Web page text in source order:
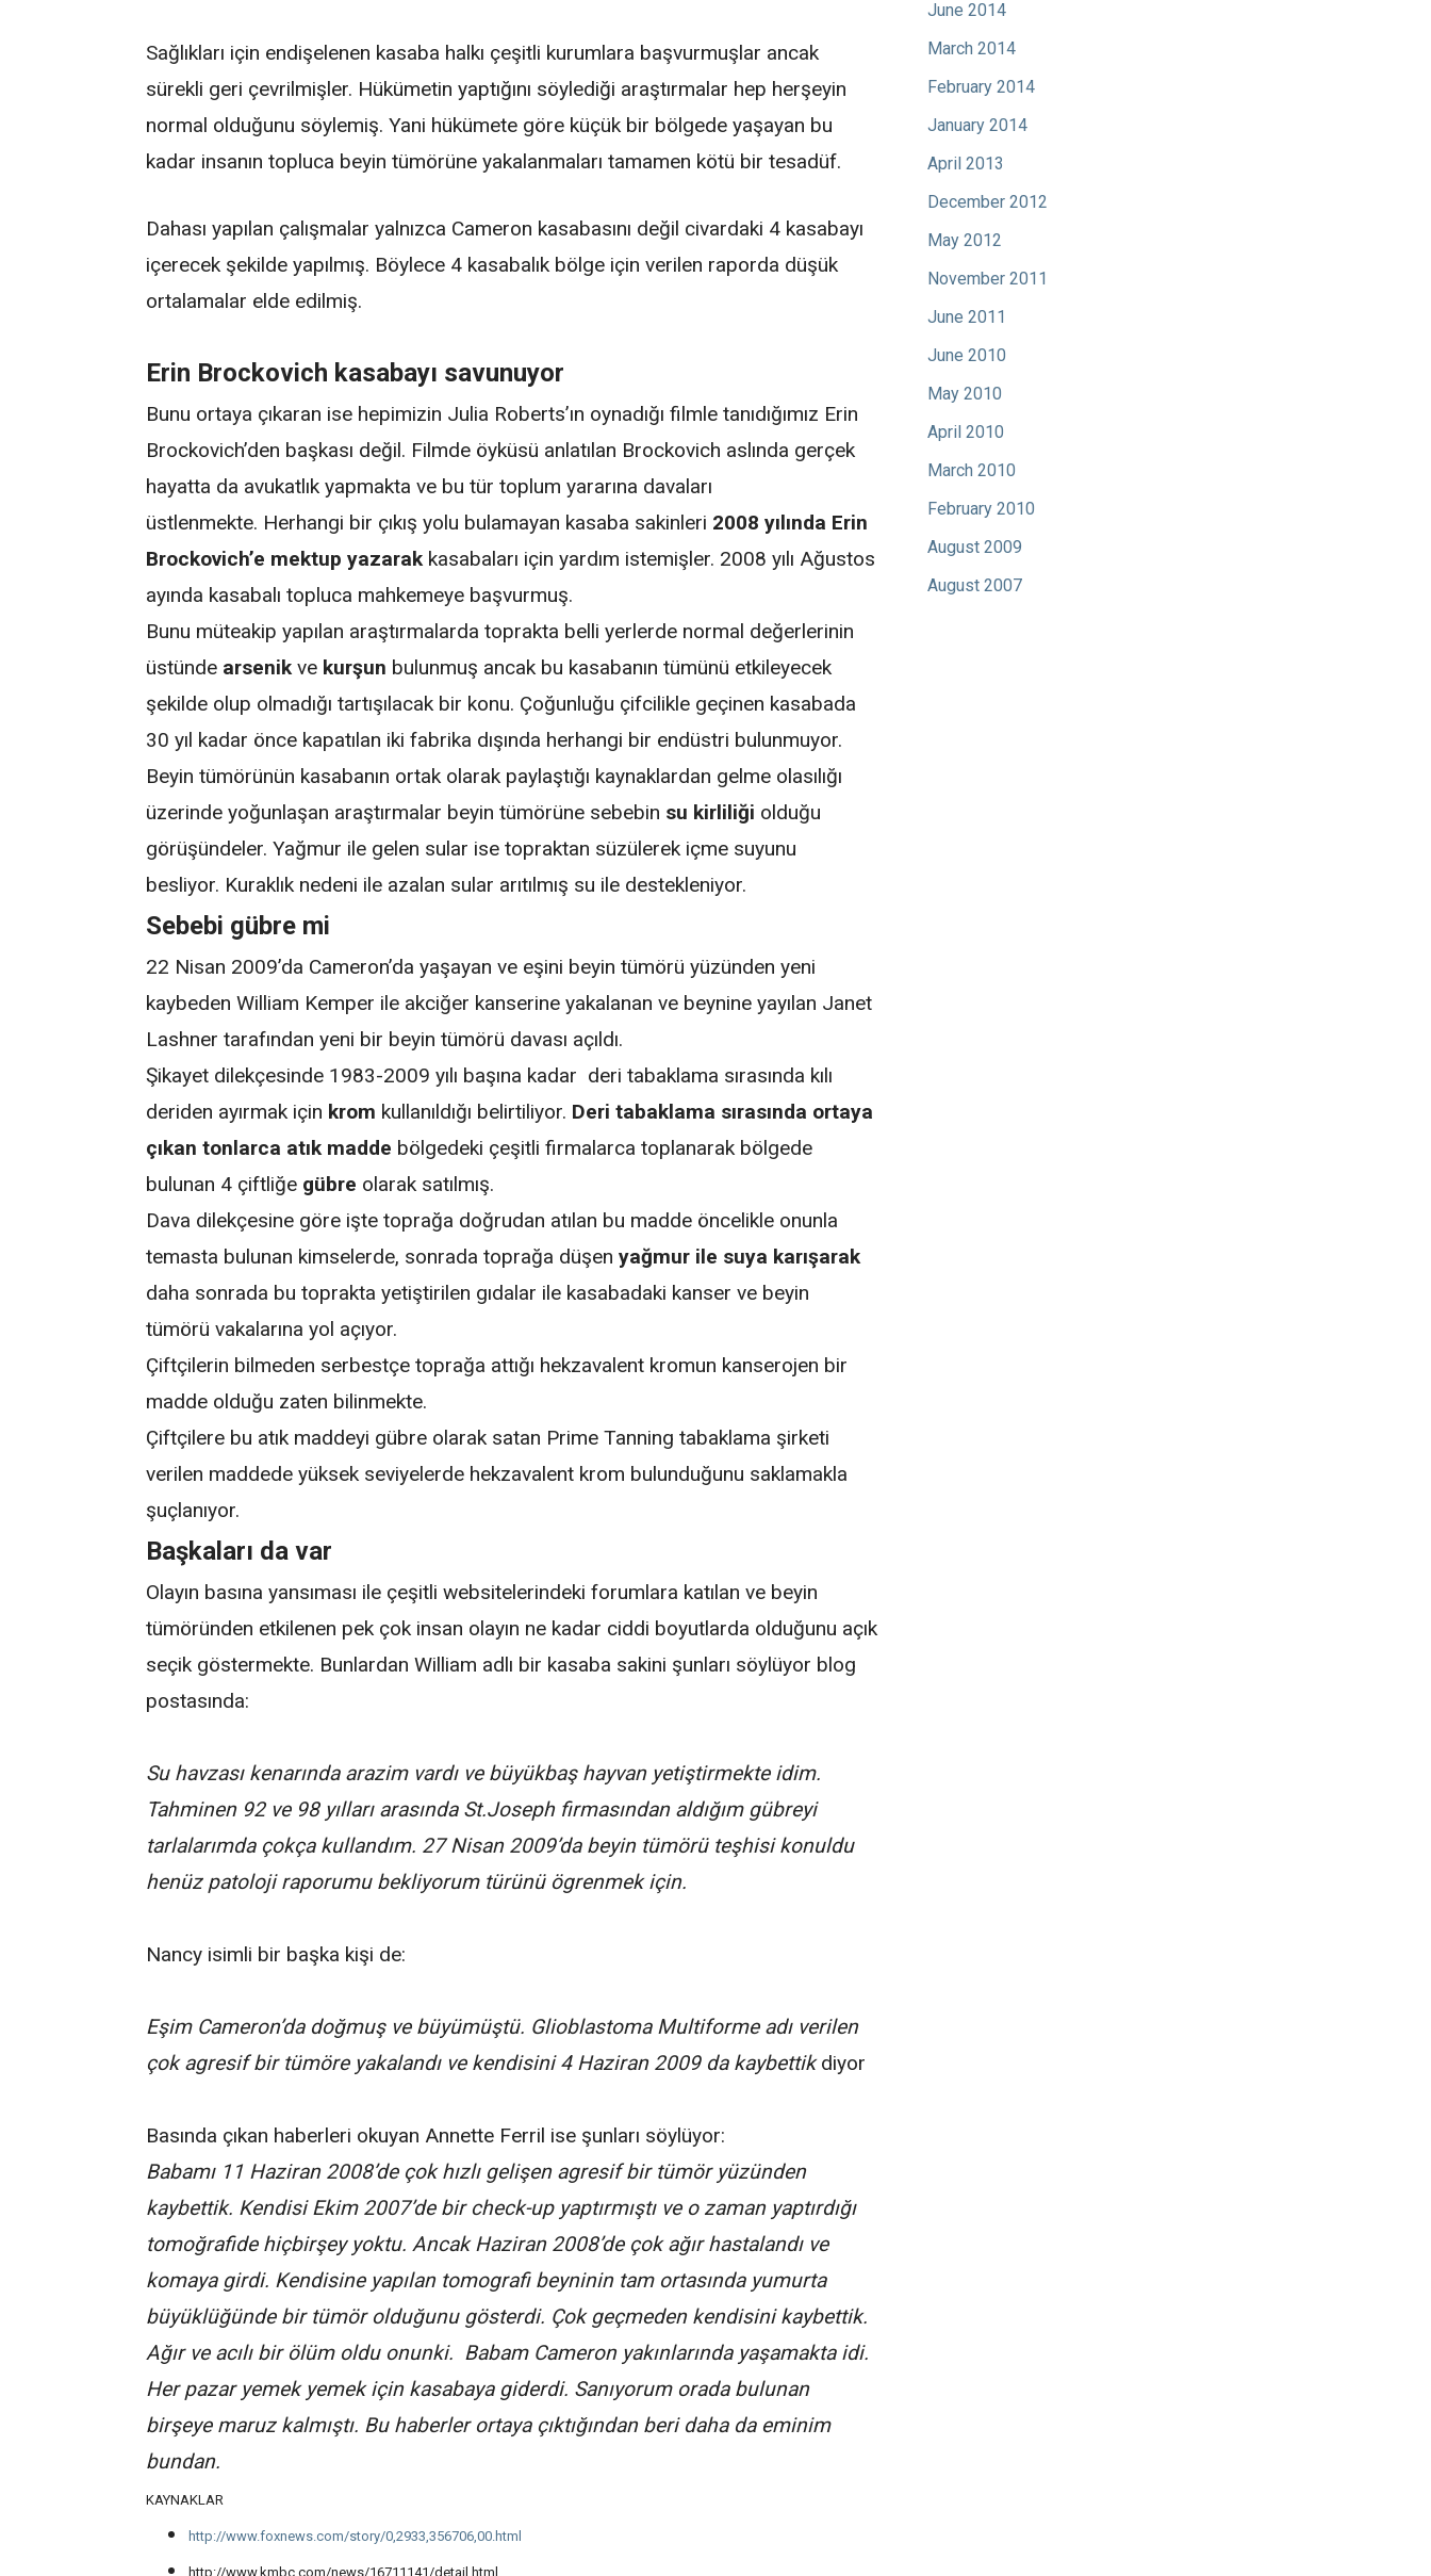
Sağlıkları için endişelenen kasaba halkı çeşitli kurumlara başvurmuşlar ancak
sürekli geri çevrilmişler. Hükümetin yaptığını söylediği araştırmalar hep herşeyin
normal olduğunu söylemiş. Yani hükümete göre küçük bir bölgede yaşayan bu
kadar insanın topluca beyin tümörüne yakalanmaları tamamen kötü bir tesadüf.
Dahası yapılan çalışmalar yalnızca Cameron kasabasını değil civardaki 4 kasabayı
içerecek şekilde yapılmış. Böylece 4 kasabalık bölge için verilen raporda düşük
ortalamalar elde edilmiş.
Erin Brockovich kasabayı savunuyor
Bunu ortaya çıkaran ise hepimizin Julia Roberts’ın oynadığı filmle tanıdığımız Erin
Brockovich’den başkası değil. Filmde öyküsü anlatılan Brockovich aslında gerçek
hayatta da avukatlık yapmakta ve bu tür toplum yararına davaları
üstlenmekte. Herhangi bir çıkış yolu bulamayan kasaba sakinleri 2008 yılında Erin
Brockovich’e mektup yazarakkasabaları için yardım istemişler. 2008 yılı Ağustos
ayında kasabalı topluca mahkemeye başvurmuş.
Bunu müteakip yapılan araştırmalarda toprakta belli yerlerde normal değerlerinin
üstünde arsenikve kurşun bulunmuş ancak bu kasabanın tümünü etkileyecek
şekilde olup olmadığı tartışılacak bir konu. Çoğunluğu çifcilikle geçinen kasabada
30 yıl kadar önce kapatılan iki fabrika dışında herhangi bir endüstri bulunmuyor.
Beyin tümörünün kasabanın ortak olarak paylaştığı kaynaklardan gelme olasılığı
üzerinde yoğunlaşan araştırmalar beyin tümörüne sebebin su kirliliği olduğu
görüşündeler. Yağmur ile gelen sular ise topraktan süzülerek içme suyunu
besliyor. Kuraklık nedeni ile azalan sular arıtılmış su ile destekleniyor.
Sebebi gübre mi
22 Nisan 2009’da Cameron’da yaşayan ve eşini beyin tümörü yüzünden yeni
kaybeden William Kemper ile akciğer kanserine yakalanan ve beynine yayılan Janet
Lashner tarafından yeni bir beyin tümörü davası açıldı.
Şikayet dilekçesinde 1983-2009 yılı başına kadar deri tabaklama sırasında kılı
deriden ayırmak için krom kullanıldığı belirtiliyor. Deri tabaklama sırasında ortaya
çıkan tonlarca atık madde bölgedeki çeşitli firmalarca toplanarak bölgede
bulunan 4 çiftliğe gübre olarak satılmış.
Dava dilekçesine göre işte toprağa doğrudan atılan bu madde öncelikle onunla
temasta bulunan kimselerde, sonrada toprağa düşenyağmur ile suya karışarak
daha sonrada bu toprakta yetiştirilen gıdalar ile kasabadaki kanser ve beyin
tümörü vakalarına yol açıyor.
Çiftçilerin bilmeden serbestçe toprağa attığı hekzavalent kromun kanserojen bir
madde olduğu zaten bilinmekte.
Çiftçilere bu atık maddeyi gübre olarak satan Prime Tanning tabaklama şirketi
verilen maddede yüksek seviyelerde hekzavalent krom bulunduğunu saklamakla
şuçlanıyor.
Başkaları da var
Olayın basına yansıması ile çeşitli websitelerindeki forumlara katılan ve beyin
tümöründen etkilenen pek çok insan olayın ne kadar ciddi boyutlarda olduğunu açık
seçik göstermekte. Bunlardan William adlı bir kasaba sakini şunları söylüyor blog
postasında:
Su havzası kenarında arazim vardı ve büyükbaş hayvan yetiştirmekte idim.
Tahminen 92 ve 98 yılları arasında St.Joseph firmasından aldığım gübreyi
tarlalarımda çokça kullandım. 27 Nisan 2009’da beyin tümörü teşhisi konuldu
henüz patoloji raporumu bekliyorum türünü ögrenmek için.
Nancy isimli bir başka kişi de:
Eşim Cameron’da doğmuş ve büyümüştü. Glioblastoma Multiforme adı verilen
çok agresif bir tümöre yakalandı ve kendisini 4 Haziran 2009 da kaybettikdiyor
Basında çıkan haberleri okuyan Annette Ferril ise şunları söylüyor:
Babamı 11 Haziran 2008’de çok hızlı gelişen agresif bir tümör yüzünden
kaybettik. Kendisi Ekim 2007’de bir check-up yaptırmıştı ve o zaman yaptırdığı
tomoğrafide hiçbirşey yoktu. Ancak Haziran 2008’de çok ağır hastalandı ve
komaya girdi. Kendisine yapılan tomografi beyninin tam ortasında yumurta
büyüklüğünde bir tümör olduğunu gösterdi. Çok geçmeden kendisini kaybettik.
Ağır ve acılı bir ölüm oldu onunki. Babam Cameron yakınlarında yaşamakta idi.
Her pazar yemek yemek için kasabaya giderdi. Sanıyorum orada bulunan
birşeye maruz kalmıştı. Bu haberler ortaya çıktığından beri daha da eminim
bundan.
KAYNAKLAR
http://www.foxnews.com/story/0,2933,356706,00.html
http://www.kmbc.com/news/16711141/detail.html
June 2014
March 2014
February 2014
January 2014
April 2013
December 2012
May 2012
November 2011
June 2011
June 2010
May 2010
April 2010
March 2010
February 2010
August 2009
August 2007